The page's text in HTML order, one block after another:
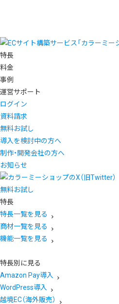
特長
料金
事例
運営サポート
ログイン
資料請求
無料お試し
導入を検討中の方へ
制作・開発会社の方へ
お知らせ
無料お試し
特長
特長一覧を見る
商材一覧を見る
機能一覧を見る
特長別に見る
Amazon Pay導入
WordPress導入
越境EC（海外販売）